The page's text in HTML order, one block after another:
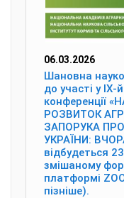
06.03.2026
Шановна
до участі у IX-
конференції
РОЗВИТОК
ЗАПОРУКА
УКРАЇНИ:
відбудеться
змішаному
платформі
пізніше).